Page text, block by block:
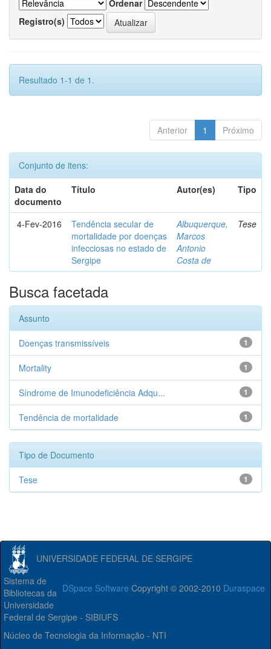
Ordenar
Registro(s)
Resultado 1-1 de 1.
Anterior 1 Próximo
Conjunto de itens:
Data do
documento
Título Autor(es) Tipo
4-Fev-2016
Tendência secular de
mortalidade por doenças
infecciosas no estado de
Sergipe
Albuquerque,
Marcos
Antonio
Costa de
Tese
Busca facetada
Assunto
1
Doenças transmissíveis
1
Mortality
1
Síndrome de Imunodeficiência Adqu...
1
Tendência de mortalidade
Tipo de Documento
1
Tese
UNIVERSIDADE FEDERAL DE SERGIPE
DSpace Software Copyright © 2002-2010 Duraspace
Sistema de
Bibliotecas da
Universidade
Federal de Sergipe - SIBIUFS
Núcleo de Tecnologia da Informação - NTI